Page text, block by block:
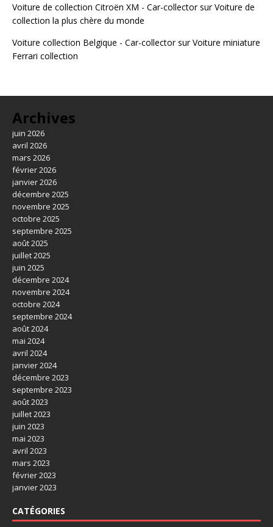
Voiture de collection Citroën XM - Car-collectorsurVoiture de
collection la plus chère du monde
Voiture collection Belgique - Car-collectorsurVoiture miniature
Ferrari collection
Archives
juin 2026
avril 2026
mars 2026
février 2026
janvier 2026
décembre 2025
novembre 2025
octobre 2025
septembre 2025
août 2025
juillet 2025
juin 2025
décembre 2024
novembre 2024
octobre 2024
septembre 2024
août 2024
mai 2024
avril 2024
janvier 2024
décembre 2023
septembre 2023
août 2023
juillet 2023
juin 2023
mai 2023
avril 2023
mars 2023
février 2023
janvier 2023
CATÉGORIES